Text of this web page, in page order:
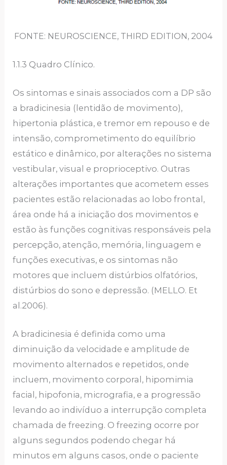
FONTE: NEUROSCIENCE, THIRD EDITION, 2004
1.1.3 Quadro Clínico.
Os sintomas e sinais associados com a DP são
a bradicinesia (lentidão de movimento),
hipertonia plástica, e tremor em repouso e de
intensão, comprometimento do equilíbrio
estático e dinâmico, por alterações no sistema
vestibular, visual e proprioceptivo. Outras
alterações importantes que acometem esses
pacientes estão relacionadas ao lobo frontal,
área onde há a iniciação dos movimentos e
estão às funções cognitivas responsáveis pela
percepção, atenção, memória, linguagem e
funções executivas, e os sintomas não
motores que incluem distúrbios olfatórios,
distúrbios do sono e depressão. (MELLO. Et
al.2006).
A bradicinesia é definida como uma
diminuição da velocidade e amplitude de
movimento alternados e repetidos, onde
incluem, movimento corporal, hipomimia
facial, hipofonia, micrografia, e a progressão
levando ao indivíduo a interrupção completa
chamada de freezing. O freezing ocorre por
alguns segundos podendo chegar há
minutos em alguns casos, onde o paciente